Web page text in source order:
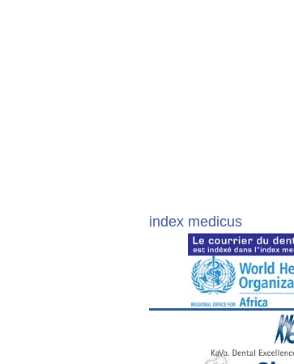
index medicus